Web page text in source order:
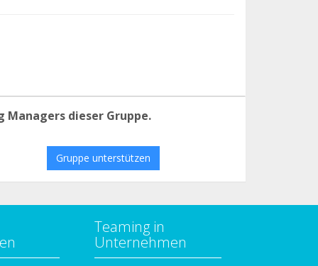
dieser Gruppe.
Gruppe unterstützen
Teaming in
Unternehmen